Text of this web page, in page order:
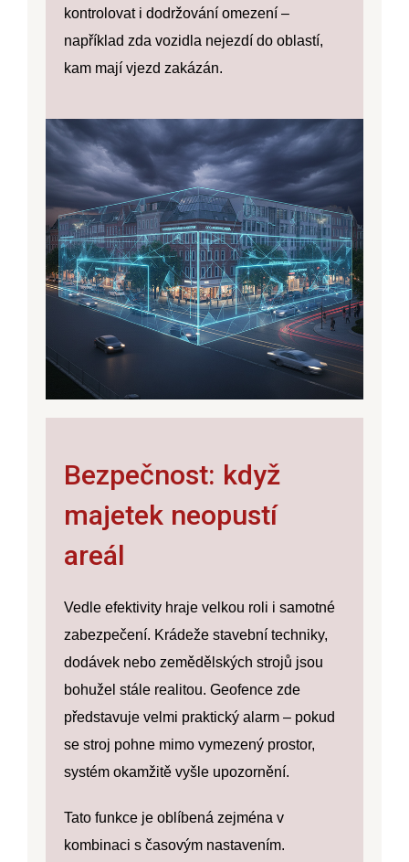
kontrolovat i dodržování omezení –
například zda vozidla nejezdí do oblastí,
kam mají vjezd zakázán.
Bezpečnost: když
majetek neopustí
areál
Vedle efektivity hraje velkou roli i samotné
zabezpečení. Krádeže stavební techniky,
dodávek nebo zemědělských strojů jsou
bohužel stále realitou. Geofence zde
představuje velmi praktický alarm– pokud
se stroj pohne mimo vymezený prostor,
systém okamžitě vyšle upozornění.
Tato funkce je oblíbená zejména v
kombinaci s časovým nastavením.